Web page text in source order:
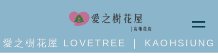
愛之樹花屋 LOVETREE ❘ KAOHSIUNG